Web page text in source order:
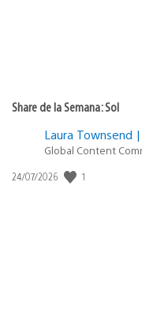
Share de la Semana: Sol
Laura Townsend
Global Content
Fecha
24/07/2026 1